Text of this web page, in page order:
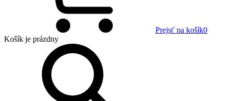
Prejsť na košík0
Košík je prázdny